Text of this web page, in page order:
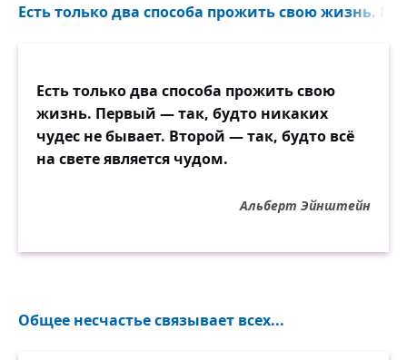
Есть только два способа прожить свою жизнь.
Есть только два способа прожить свою
жизнь. Первый — так, будто никаких
чудес не бывает. Второй — так, будто всё
на свете является чудом.
Альберт Эйнштейн
Общее несчастье связывает всех...